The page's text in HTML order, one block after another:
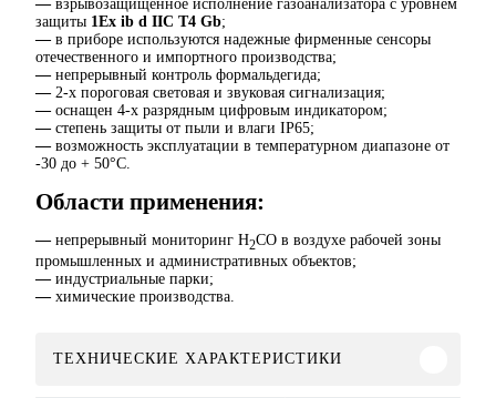
— взрывозащищенное исполнение газоанализатора с уровнем
защиты 1Ex ib d IIC T4 Gb;
— в приборе используются надежные фирменные сенсоры
отечественного и импортного производства;
— непрерывный контроль формальдегида;
— 2-х пороговая световая и звуковая сигнализация;
— оснащен 4-х разрядным цифровым индикатором;
— степень защиты от пыли и влаги IP65;
— возможность эксплуатации в температурном диапазоне от
-30 до + 50°C.
Области применения:
— непрерывный мониторинг H2CO в воздухе рабочей зоны
промышленных и административных объектов;
— индустриальные парки;
— химические производства.
ТЕХНИЧЕСКИЕ ХАРАКТЕРИСТИКИ